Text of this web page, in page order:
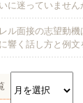
に迷っていません
ル面接の志望動
響く話し方と例文